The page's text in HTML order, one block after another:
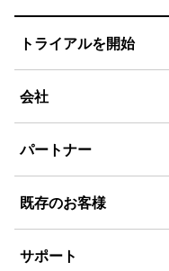
トライアルを開始
会社
パートナー
既存のお客様
サポート